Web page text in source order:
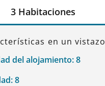
3 Habitaciones
en un vistazo
del alojamiento:8
8